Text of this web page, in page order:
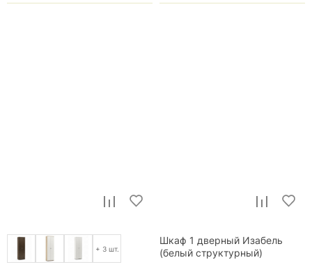
+ 3 шт.
Шкаф 1 дверный Изабель
(белый структурный)